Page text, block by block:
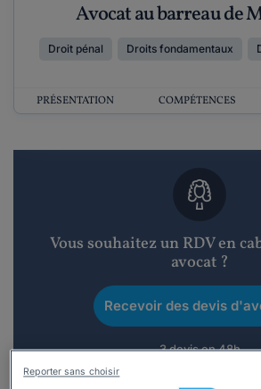
Avocat au barreau de
Droit pénal Droits fondamentaux
PRÉSENTATION COMPÉTENCES
Vous souhaitez un RDV en
avocat ?
Recevoir des devis
3 devis en 48h
Reporter sans choisir